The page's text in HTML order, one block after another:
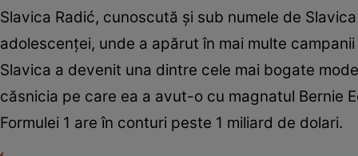
Slavica Radić, cunoscută și sub numele de
adolescenței, unde a apărut în mai multe
Slavica a devenit una dintre cele mai bogate
căsnicia pe care ea a avut-o cu magnatul Bernie
Formulei 1 are în conturi peste 1 miliard de dolari.